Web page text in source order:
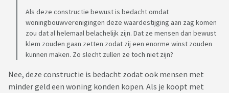
Als deze constructie bewust is bedacht omdat
woningbouwverenigingen deze waardestijging aan zag komen
zou dat al helemaal belachelijk zijn. Dat ze mensen dan bewust
klem zouden gaan zetten zodat zij een enorme winst zouden
kunnen maken. Zo slecht zullen ze toch niet zijn?
Nee, deze constructie is bedacht zodat ook mensen met
minder geld een woning konden kopen. Als je koopt met